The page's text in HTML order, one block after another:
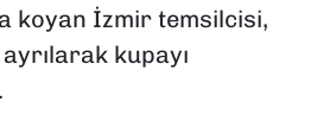
koyan İzmir temsilcisi,
kupayı